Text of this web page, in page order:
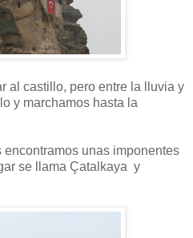
al castillo, pero entre la lluvia y
y marchamos hasta la
unas imponentes
se llama Çatalkaya y